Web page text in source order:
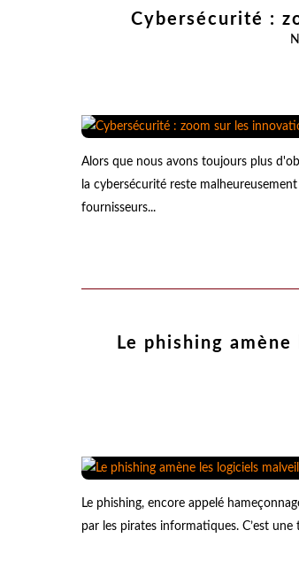
Cybersécurité :
Alors que nous avons toujours plus
la cybersécurité reste
fournisseurs...
Le phishing
Le phishing, encore appelé
par les pirates informatiques. C’est